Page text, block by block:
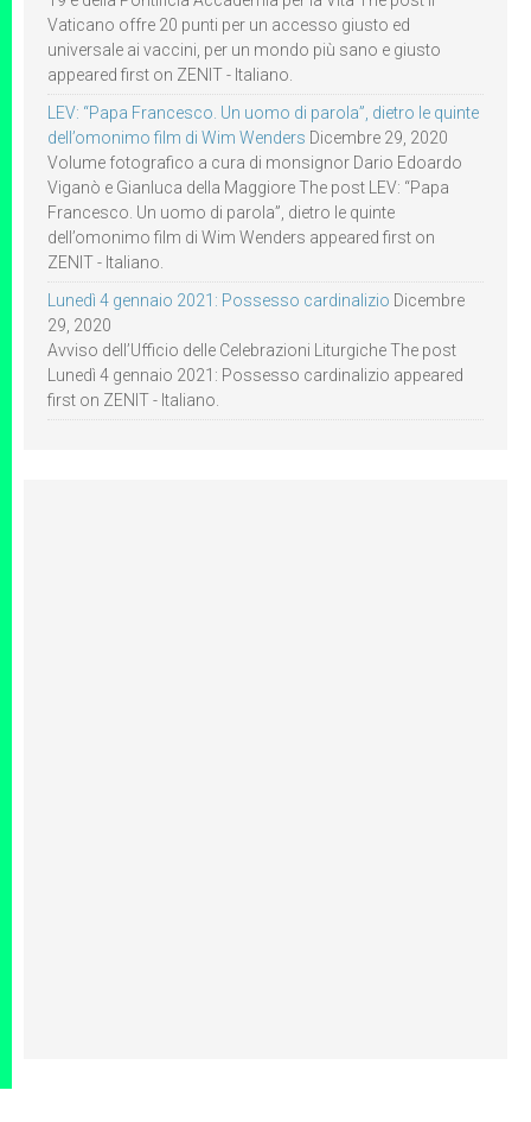
Vaticano offre 20 punti per un accesso giusto ed
universale ai vaccini, per un mondo più sano e giusto
appeared first on ZENIT - Italiano.
LEV: “Papa Francesco. Un uomo di parola”, dietro le quinte
dell’omonimo film di Wim Wenders Dicembre 29, 2020
Volume fotografico a cura di monsignor Dario Edoardo
Viganò e Gianluca della Maggiore The post LEV: “Papa
Francesco. Un uomo di parola”, dietro le quinte
dell’omonimo film di Wim Wenders appeared first on
ZENIT - Italiano.
Lunedì 4 gennaio 2021: Possesso cardinalizio Dicembre
29, 2020
Avviso dell’Ufficio delle Celebrazioni Liturgiche The post
Lunedì 4 gennaio 2021: Possesso cardinalizio appeared
first on ZENIT - Italiano.